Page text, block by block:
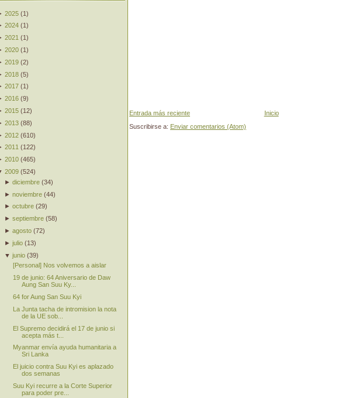
Entrada más reciente
Inicio
Suscribirse a: Enviar comentarios (Atom)
2025 (1)
2024 (1 )
2021 (1)
2020 (1)
2019 (2)
2018 (5)
2017 (1 )
2016 (9)
2015 (12)
2013 (88)
2012 (610)
2011 (122)
2010 (465)
2009 (524)
►diciembre (34)
►noviembre (44)
►octubre (29)
►septiembre (58)
►agosto (72)
►julio (13)
▼junio (39)
[Personal] Nos volvemos a aislar
19 de junio: 64 Aniversario de Daw
Aung San Suu Ky...
64 for Aung San Suu Kyi
La Junta tacha de intromision la nota
de la UE sob...
El Supremo decidirá el 17 de junio si
acepta más t...
Myanmar envía ayuda humanitaria a
Sri Lanka
El juicio contra Suu Kyi es aplazado
dos semanas
Suu Kyi recurre a la Corte Superior
para poder pre...